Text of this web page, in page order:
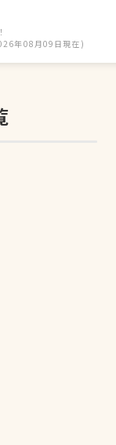
年08月09日現在)